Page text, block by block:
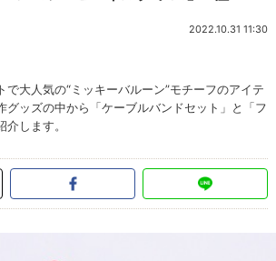
2022.10.31 11:30
で大人気の“ミッキーバルーン”モチーフのアイテ
グッズの中から「ケーブルバンドセット」と「フ
します。